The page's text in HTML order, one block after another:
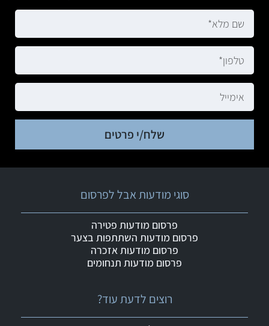
שלח/י פרטים
רוצים לדעת עוד?
סוגי מודעות אבל לפרסום
פרסום מודעות פטירה
פרסום מודעות השתתפות בצער
פרסום מודעות אזכרה
פרסום מודעות תנחומים